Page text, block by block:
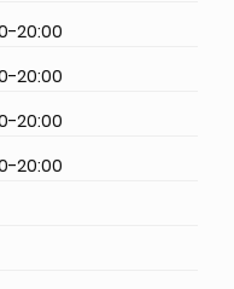
20:00
20:00
20:00
20:00